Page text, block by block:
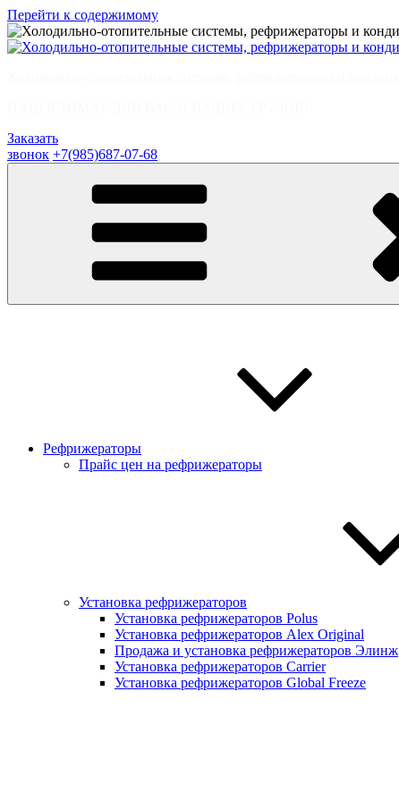
Перейти к содержимому
Заказать
звонок +7(985)687-07-68
Рефрижераторы
Прайс цен на рефрижераторы
Установка рефрижераторов
Установка рефрижераторов Polus
Установка рефрижераторов Alex Original
Продажа и установка рефрижераторов Элинж
Установка рефрижераторов Carrier
Установка рефрижераторов Global Freeze